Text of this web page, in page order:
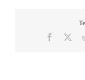
Facebook